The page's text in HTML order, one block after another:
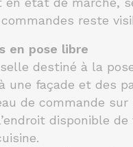
reste
en pose libre
destiné à la
une façade et des
de commande sur
disponible